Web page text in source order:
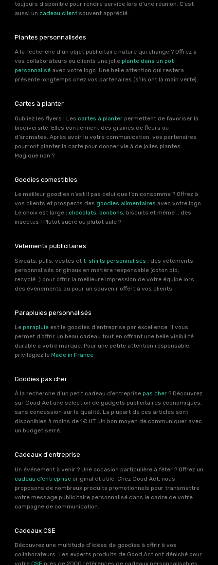
toujours disponible pour rendre service lors d’une réunion. C’est
aussi un cadeau client souvent apprécié.
Plantes personnalisées
À la recherche d’un objet publicitaire nature qui change ? Offrez à
vos collaborateurs ou clients une jolie plante dans un pot
personnalisé avec votre logo. Une belle attention qui restera
présente longtemps chez vos partenaires (s’ils ont la main verte).
Cartes à planter
Oubliez les flyers ! Les cartes à planter permettent de favoriser la
biodiversité. Elles contiennent des graines de fleurs ou
d’aromates. Après avoir lu votre communication, vos partenaires
pourront planter la carte pour donner vie à de jolies plantes.
Magique non ?
Goodies comestibles
Le meilleur goodies n’est il pas celui que l’on consomme ? Offrez à
vos clients et prospects des goodies alimentaires avec votre logo.
Le choix est large : chocolats, bonbons, biscuits et même .. des
insectes ! Plutôt sucré ou plutôt salé ?
Vêtements publicitaires
Sweats, pulls, vestes et t-shirts personnalisés : des vêtements
personnalisés originaux en matière responsable (coton bio,
recyclé…) pour offrir la meilleure impression de votre équipe lors
des événements ou pour un souvenir offert à vos clients.
Parapluies personnalisés
Le parapluie est le goodies d’entreprise par excellence. Il vous
permet d’offrir un beau cadeau tout en offrant une belle visibilité
durable à votre marque. Pour une petite attention responsable,
privilégiez le Made in France.
Goodies pas cher
À la recherche d’un petit cadeau d’entreprise pas cher ? Découvrez
sur Good Act une sélection de gadgets publicitaires économiques,
sans concession sur la qualité. La plupart de ces articles sont
disponibles à moins de 1€ HT. Un bon moyen de communiquer avec
un budget serré.
Cadeaux d'entreprise
Un événement à venir ? Une occasion particulière à fêter ? Offrez un
cadeau d’entreprise original et utile. Chez Good Act, nous
proposons de nombreux produits promotionnels pour transmettre
votre message publicitaire personnalisé dans le cadre de votre
campagne de communication.
Cadeaux CSE
Découvrez une multitude d’idées de goodies à offrir à vos
collaborateurs. Les experts produits de Good Act ont déniché pour
votre CSE près de 2000 références de cadeaux personnalisables.